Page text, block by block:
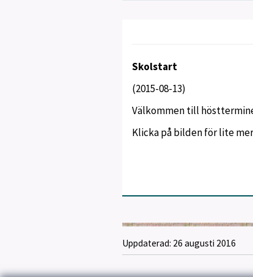
Skolstart
(2015-08-13)
Välkommen till
Klicka på bilden för lite
Uppdaterad: 26 augusti 2016